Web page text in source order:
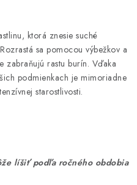
ktorá znesie suché
sa pomocou výbežkov a
zabraňujú rastu burín. Vďaka
podmienkach je mimoriadne
starostlivosti.
líšiť podľa ročného obdobia